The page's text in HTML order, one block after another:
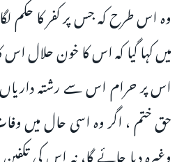
وہ اس طرح کہ جس پر کفر کا حکم
میں کہا گیا کہ اس کا خون حلال
اس پر حرام اس سے رشتہ
حق ختم ، اگر وہ اسی حال میں
وغیرہ دیا جائے گا، نہ اس کی